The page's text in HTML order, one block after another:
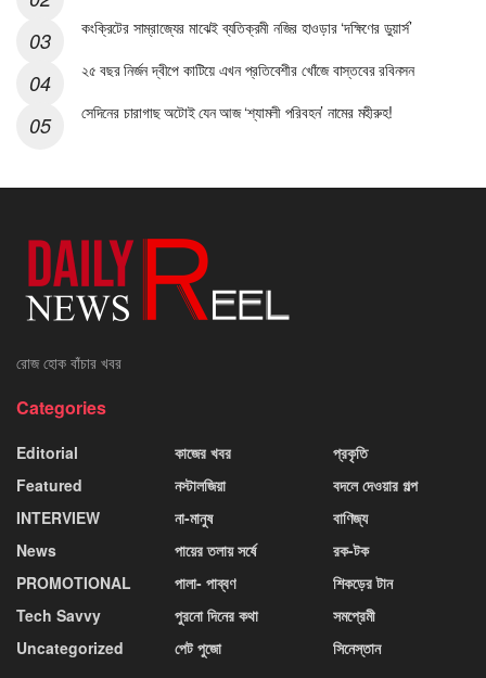
কংক্রিটের সাম্রাজ্যের মাঝেই ব্যতিক্রমী নজির হাওড়ার ‘দক্ষিণের ডুয়ার্স’
২৫ বছর নির্জন দ্বীপে কাটিয়ে এখন প্রতিবেশীর খোঁজে বাস্তবের রবিনসন
সেদিনের চারাগাছ অটোই যেন আজ ‘শ্যামলী পরিবহন’ নামের মহীরুহ!
রোজ হোক বাঁচার খবর
Categories
Editorial
Featured
INTERVIEW
News
PROMOTIONAL
Tech Savvy
Uncategorized
কাজের খবর
নস্টালজিয়া
না-মানুষ
পায়ের তলায় সর্ষে
পালা- পাব্বণ
পুরনো দিনের কথা
পেট পুজো
প্রকৃতি
বদলে দেওয়ার গল্প
বাণিজ্য
রক-টক
শিকড়ের টান
সমপ্রেমী
সিনেস্তান